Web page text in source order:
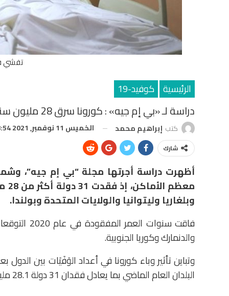
تفشي
الرئيسية كوفيد-19
دراسة لـ «بي إم جيه» : كورونا سرق 28 مليون سنة من حياة سكان 31 دولة في العام الماضي
كتب إبراهيم محمد الخميس 11 نوفمبر, 2021 8:54 م
شارك
وبلغاريا وليتوانيا والولايات المتحدة وبولندا.
فاقت
والدنمارك وكوريا الجنوبية.
وتباين تأثير وباء كورونا في أعداد الوَفَيَات بين
البلدان العام الماضي بما يعادل فقدان 31 دولة 28.1 مليون سنة من طول العمر التراكمي لسكانها.